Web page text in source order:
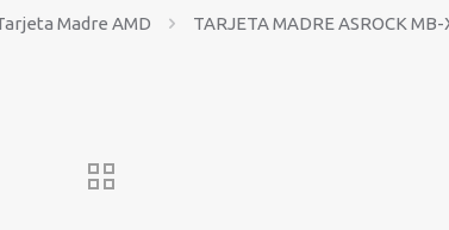
Madre AMD TARJETA MADRE ASROCK